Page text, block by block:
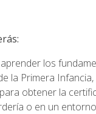
los
la Primera
obtener la
o en un